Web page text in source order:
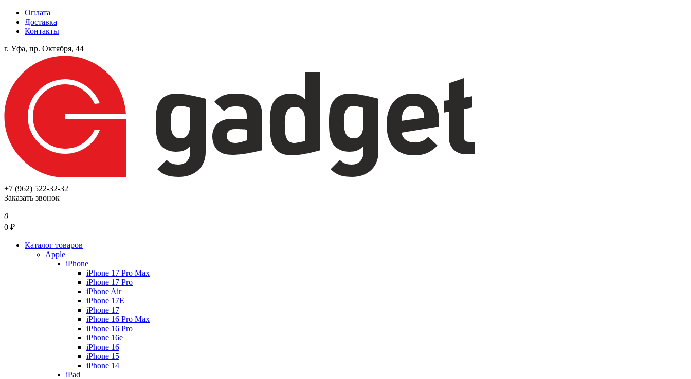
Оплата
Доставка
Контакты
г. Уфа, пр. Октября, 44
+7 (962) 522-32-32
Заказать звонок
0
0 ₽
Каталог товаров
Apple
iPhone
iPhone 17 Pro Max
iPhone 17 Pro
iPhone Air
iPhone 17E
iPhone 17
iPhone 16 Pro Max
iPhone 16 Pro
iPhone 16e
iPhone 16
iPhone 15
iPhone 14
iPad